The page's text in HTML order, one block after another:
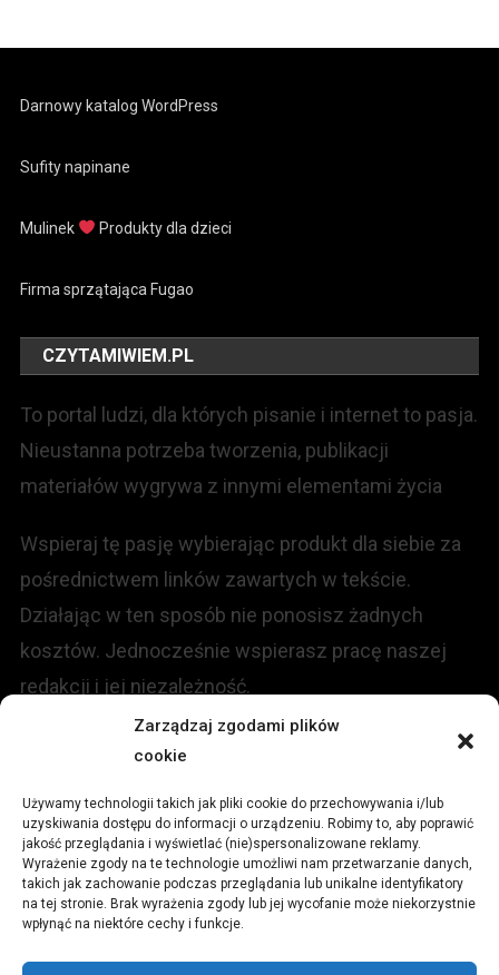
Zarządzaj zgodami plików
cookie
Używamy technologii takich jak pliki cookie do przechowywania i/lub
uzyskiwania dostępu do informacji o urządzeniu. Robimy to, aby poprawić
jakość przeglądania i wyświetlać (nie)spersonalizowane reklamy.
Wyrażenie zgody na te technologie umożliwi nam przetwarzanie danych,
takich jak zachowanie podczas przeglądania lub unikalne identyfikatory
na tej stronie. Brak wyrażenia zgody lub jej wycofanie może niekorzystnie
wpłynąć na niektóre cechy i funkcje.
Darnowy katalog WordPress
Sufity napinane
Mulinek Produkty dla dzieci
Firma sprzątająca Fugao
CZYTAMIWIEM.PL
To portal ludzi, dla których pisanie i internet to pasja.
Nieustanna potrzeba tworzenia, publikacji
materiałów wygrywa z innymi elementami życia
Wspieraj tę pasję wybierając produkt dla siebie za
pośrednictwem linków zawartych w tekście.
Działając w ten sposób nie ponosisz żadnych
kosztów. Jednocześnie wspierasz pracę naszej
redakcji i jej niezależność.
Redakcja portalu:
ul.Stara 13, 42-600 Tarnowskie Góry
TEL:+48 509 547 822